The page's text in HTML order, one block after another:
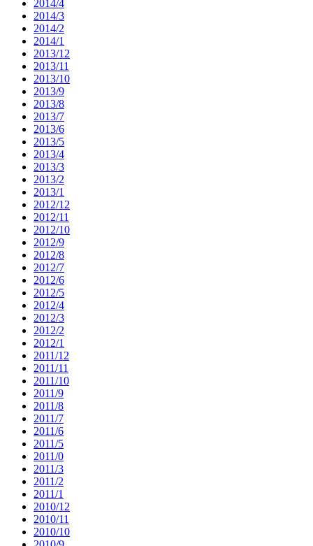
2014/4
2014/3
2014/2
2014/1
2013/12
2013/11
2013/10
2013/9
2013/8
2013/7
2013/6
2013/5
2013/4
2013/3
2013/2
2013/1
2012/12
2012/11
2012/10
2012/9
2012/8
2012/7
2012/6
2012/5
2012/4
2012/3
2012/2
2012/1
2011/12
2011/11
2011/10
2011/9
2011/8
2011/7
2011/6
2011/5
2011/0
2011/3
2011/2
2011/1
2010/12
2010/11
2010/10